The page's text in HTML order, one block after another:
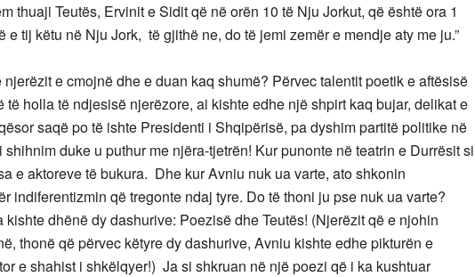
thuaji Teutës, Ervinit e Sidit që në orën 10 të Nju Jorkut, që është ora 1
e tij këtu në Nju Jork, të gjithë ne, do të jemi zemër e mendje aty me ju.”
njerëzit e cmojnë dhe e duan kaq shumë? Përvec talentit poetik e aftësisë
të holla të ndjesisë njerëzore, ai kishte edhe një shpirt kaq bujar, delikat e
saqë po të ishte Presidenti i Shqipërisë, pa dyshim partitë politike në
shihnim duke u puthur me njëra-tjetrën! Kur punonte në teatrin e Durrësit si
e aktoreve të bukura. Dhe kur Avniu nuk ua varte, ato shkonin
indiferentizmin që tregonte ndaj tyre. Do të thoni ju pse nuk ua varte?
dhënë dy dashurive: Poezisë dhe Teutës! (Njerëzit që e njohin
thonë që përvec këtyre dy dashurive, Avniu kishte edhe pikturën e
e shahist i shkëlqyer!) Ja si shkruan në një poezi që i ka kushtuar